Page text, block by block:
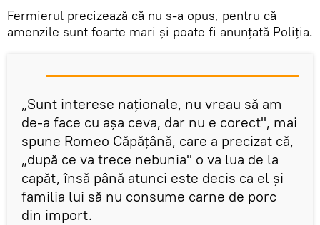
Fermierul precizează că nu s-a opus, pentru că
amenzile sunt foarte mari şi poate fi anunţată Poliţia.
„Sunt interese naționale, nu vreau să am
de-a face cu așa ceva, dar nu e corect", mai
spune Romeo Căpățână, care a precizat că,
„după ce va trece nebunia" o va lua de la
capăt, însă până atunci este decis ca el şi
familia lui să nu consume carne de porc
din import.